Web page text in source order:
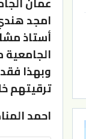
امجد
أستاذ
وبهذا
ترقيتهم خلال
احمد